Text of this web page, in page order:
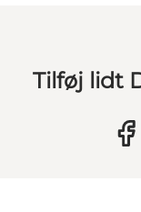
Tilføj lidt